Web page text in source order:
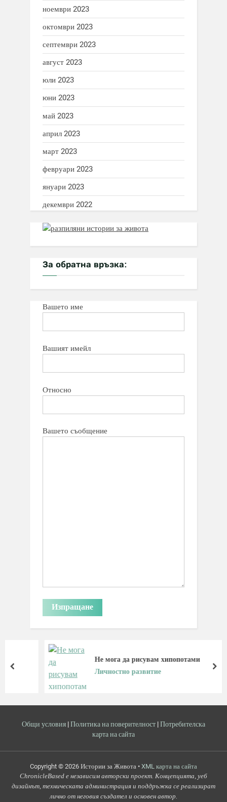
ноември 2023
октомври 2023
септември 2023
август 2023
юли 2023
юни 2023
май 2023
април 2023
март 2023
февруари 2023
януари 2023
декември 2022
За обратна връзка:
Вашето име
Вашият имейл
Относно
Вашето съобщение
Не мога да рисувам хипопотами
Личностно развитие
prev
Общи условия |Политика на поверителност |Потребителска
карта на сайта
Copyright © 2026 Истории за Живота • XML карта на сайта
ChronicleBased е независим авторски проект. Концепцията, уеб
дизайнът, техническата администрация и поддръжка се реализират
лично от неговия създател и основен автор.